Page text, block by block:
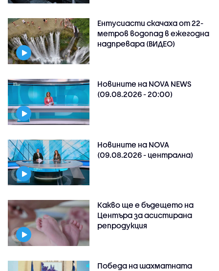
Ентусиасти скачаха от 22-
метров водопад в ежегодна
надпревара (ВИДЕО)
Новините на NOVA NEWS
(09.08.2026 - 20:00)
Новините на NOVA
(09.08.2026 - централна)
Какво ще е бъдещето на
Центъра за асистирана
репродукция
Победа на шахматната